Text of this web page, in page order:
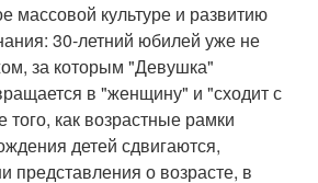
массовой культуре и развитию
30-летний юбилей уже не
за которым "Девушка"
в "женщину" и "сходит с
как возрастные рамки
детей сдвигаются,
представления о возрасте, в